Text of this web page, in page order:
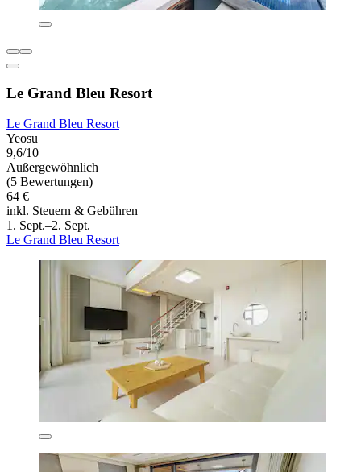
Le Grand Bleu Resort
Le Grand Bleu Resort
Yeosu
9,6/10
Außergewöhnlich
(5 Bewertungen)
64 €
inkl. Steuern & Gebühren
1. Sept.–2. Sept.
Le Grand Bleu Resort